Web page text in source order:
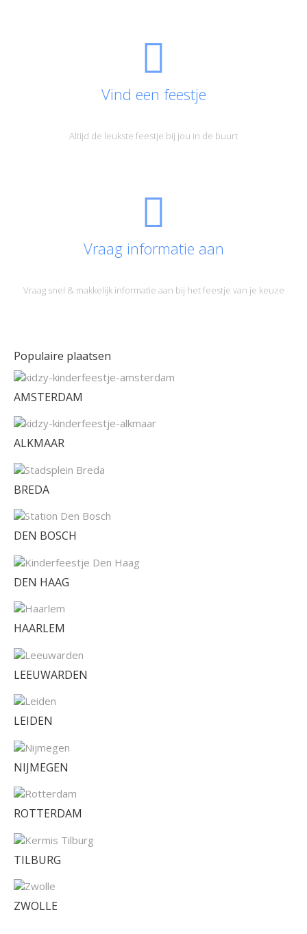
Vind een feestje
Altijd de leukste feestje bij jou in de buurt
Vraag informatie aan
Vraag snel & makkelijk informatie aan bij het feestje van je keuze
Populaire plaatsen
AMSTERDAM
ALKMAAR
BREDA
DEN BOSCH
DEN HAAG
HAARLEM
LEEUWARDEN
LEIDEN
NIJMEGEN
ROTTERDAM
TILBURG
ZWOLLE